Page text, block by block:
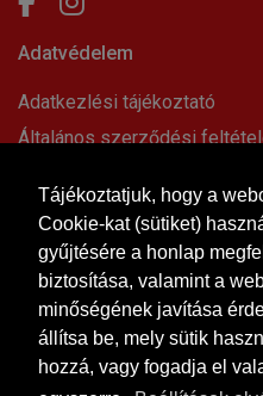
Tájékoztatjuk, hogy a
Cookie-kat (sütiket)
gyűjtésére a honlap
biztosítása, valamint a
minőségének javítása
állítsa be, mely sütik
hozzá, vagy fogadja el
Adatvédelem
Adatkezlési tájékoztató
Általános szerződési
Impresszum
Süti beállítások
Információk
Hírek, cikkek
Kapcsolat
Letölthető dokumentumok